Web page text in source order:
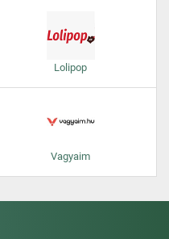
Lolipop
Vagyaim